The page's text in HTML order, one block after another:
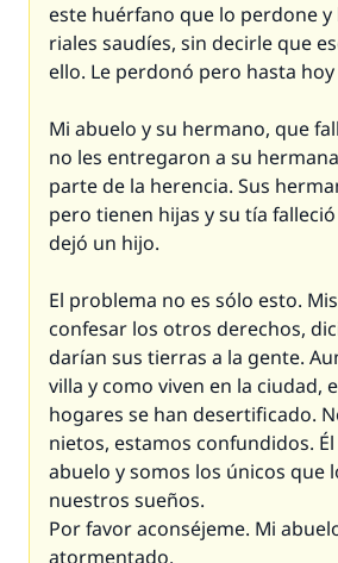
este huérfano que lo perdone y
riales saudíes, sin decirle que
ello. Le perdonó pero hasta
Mi abuelo y su hermano, que
no les entregaron a su
parte de la herencia. Sus
pero tienen hijas y su tía
dejó un hijo.
El problema no es sólo esto.
confesar los otros derechos,
darían sus tierras a la gente.
villa y como viven en la ciudad,
hogares se han desertificado.
nietos, estamos confundidos.
abuelo y somos los únicos que
nuestros sueños.
Por favor aconséjeme. Mi
atormentado.